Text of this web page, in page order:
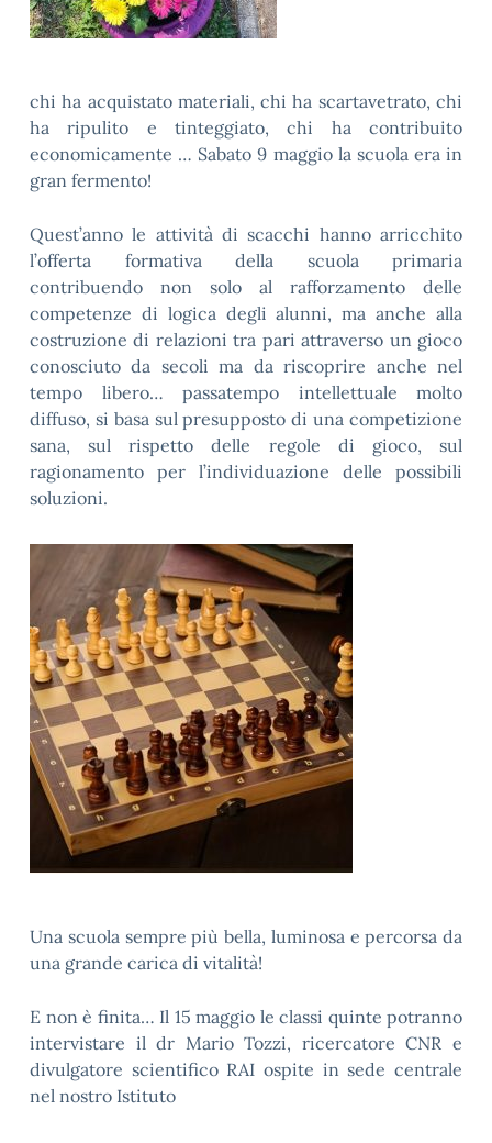
chi ha acquistato materiali, chi ha scartavetrato, chi
ha ripulito e tinteggiato, chi ha contribuito
economicamente … Sabato 9 maggio la scuola era in
gran fermento!
Quest’anno le attività di scacchi hanno arricchito
l’offerta formativa della scuola primaria
contribuendo non solo al rafforzamento delle
competenze di logica degli alunni, ma anche alla
costruzione di relazioni tra pari attraverso un gioco
conosciuto da secoli ma da riscoprire anche nel
tempo libero… passatempo intellettuale molto
diffuso, si basa sul presupposto di una competizione
sana, sul rispetto delle regole di gioco, sul
ragionamento per l’individuazione delle possibili
soluzioni.
Una scuola sempre più bella, luminosa e percorsa da
una grande carica di vitalità!
E non è finita… Il 15 maggio le classi quinte potranno
intervistare il dr Mario Tozzi, ricercatore CNR e
divulgatore scientifico RAI ospite in sede centrale
nel nostro Istituto